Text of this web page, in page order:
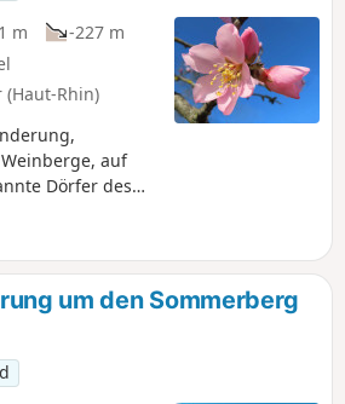
m
-227 m
Rhin)
auf
Dörfer des
können.
die
um den Sommerberg